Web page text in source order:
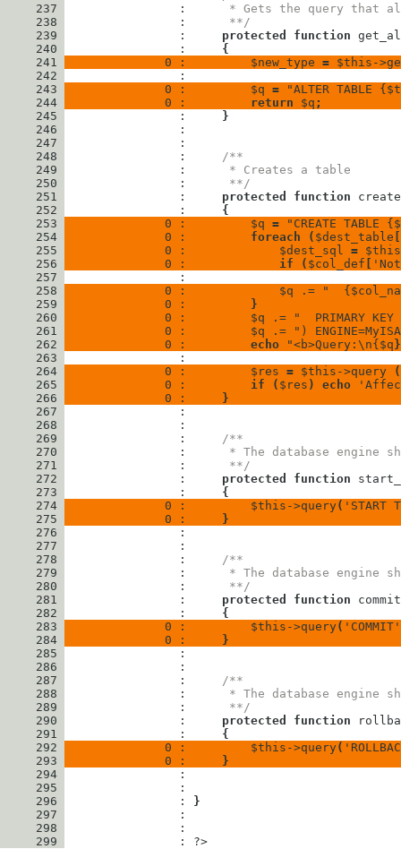
     237
                :
* Gets the query that
     238
                :
**/
     239
                :
protected function
     240
                :
{
     241
              0 :
$new_type = $this ->
     242
     243
              0 :
$q = "ALTER TABLE {
     244
              0 :
return $q ;
     245
                :
}
     246
     247
     248
                :
/**
     249
                :
* Creates a table
     250
                :
**/
     251
                :
protected function
     252
                :
{
     253
              0 :
$q = " CREATE TABLE {
     254
              0 :
foreach ( $dest_table
     255
              0 :
$dest_sql = $this
     256
              0 :
if ( $col_def
     257
     258
              0 :
$q .= " {
     259
              0 :
}
     260
              0 :
$q .= "
PRIMARY KEY
     261
              0 :
$q .=
")
     262
              0 :
echo "<b>Query:\n{ $q }
     263
     264
              0 :
$res = $this ->query
(
     265
              0 :
if ( $res ) echo
     266
              0 :
}
     267
     268
     269
                :
/**
     270
                :
* The database engine
     271
                :
**/
     272
                :
protected function
     273
                :
{
     274
              0 :
$this ->query( 'START
     275
              0 :
}
     276
     277
     278
                :
/**
     279
                :
* The database engine
     280
                :
**/
     281
                :
protected function
     282
                :
{
     283
              0 :
$this ->query( 'COMMIT'
     284
              0 :
}
     285
     286
     287
                :
/**
     288
                :
* The database engine
     289
                :
**/
     290
                :
protected function
     291
                :
{
     292
              0 :
$this ->query(
     293
              0 :
}
     294
     295
     296
                :
}
     297
     298
     299
                :
?>